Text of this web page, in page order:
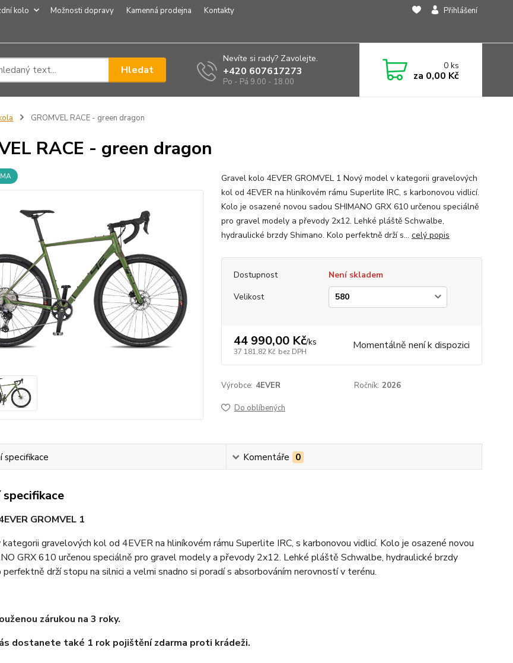
kolo Možnosti dopravy Kamenná prodejna
Kontakty
Přihlášení
Hledat
Nevíte si rady? Zavolejte.
+420 607617273
Po - Pá 9.00 - 18.00
0ks
za 0,00 Kč
GROMVEL RACE - green dragon
RACE - green dragon
Gravel kolo 4EVER GROMVEL 1 Nový model v kategorii gravelových
kol od 4EVER na hliníkovém rámu Superlite IRC, s karbonovou vidlicí.
Kolo je osazené novou sadou SHIMANO GRX 610 určenou speciálně
pro gravel modely a převody 2x12. Lehké pláště Schwalbe,
hydraulické brzdy Shimano. Kolo perfektně drží s... celý popis
Dostupnost
Není skladem
Velikost
44 990,00 Kč/ks
37 181,82 Kč bez DPH Momentálně není k dispozici
Výrobce: 4EVER Ročník: 2026
Do oblíbených
specifikace Komentáře 0
GROMVEL 1
gravelových kol od 4EVER na hliníkovém rámu Superlite IRC, s karbonovou vidlicí. Kolo je osazené novou
GRX 610 určenou speciálně pro gravel modely a převody 2x12. Lehké pláště Schwalbe, hydraulické brzdy
perfektně drží stopu na silnici a velmi snadno si poradí s absorbováním nerovností v terénu.
zárukou na 3 roky.
dostanete také 1 rok pojištění zdarma proti krádeži.